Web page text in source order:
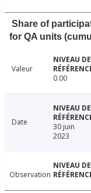
Share of
for QA units
Valeur
0.00
Date
30 juin
2023
Observation